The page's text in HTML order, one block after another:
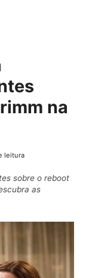
na
leitura
sobre o reboot
as